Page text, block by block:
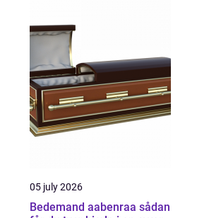
05 july 2026
Bedemand aabenraa sådan